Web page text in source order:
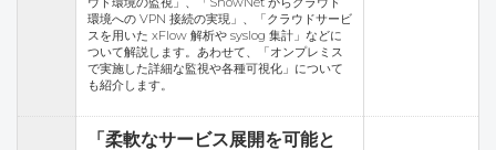
環境への VPN 接続の実現」、「クラウドサービ
スを用いた xFlow 解析や syslog 集計」などに
ついて解説します。あわせて、「オンプレミス
で実施した詳細な監視や各種可視化」について
も紹介します。
「柔軟なサービス展開を可能と